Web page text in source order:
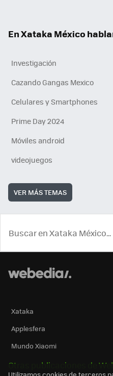
En Xataka México
Investigación
Cazando Gangas Mexico
Celulares y Smartphones
Prime Day 2024
Móviles android
videojuegos
VER MÁS TEMAS
Xataka
Applesfera
Mundo Xiaomi
Otras publicaciones de